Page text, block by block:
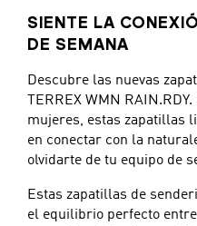
SIENTE LA
DE SEMANA
Descubre las nuevas
TERREX WMN
mujeres, estas zapatillas
en conectar con la
olvidarte de tu equipo de
Estas zapatillas de
el equilibrio perfecto